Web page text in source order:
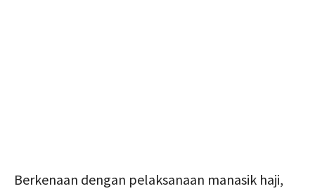
Berkenaan dengan pelaksanaan manasik haji,